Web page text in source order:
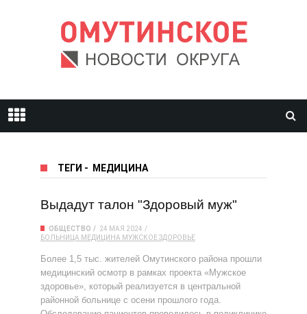
ТЕГИ - МЕДИЦИНА
Выдадут талон "Здоровый муж"
ОБЩЕСТВО
24 МАЯ 2024
БОЛЬНИЦА МЕДИЦИНА МУЖСКОЕ ЗДОРОВЬЕ
Более 1,5 тыс. жителей Омутинского района прошли
медицинский осмотр в рамках проекта «Мужское
здоровье», который реализуется в центральной
районной больнице с осени прошлого года.